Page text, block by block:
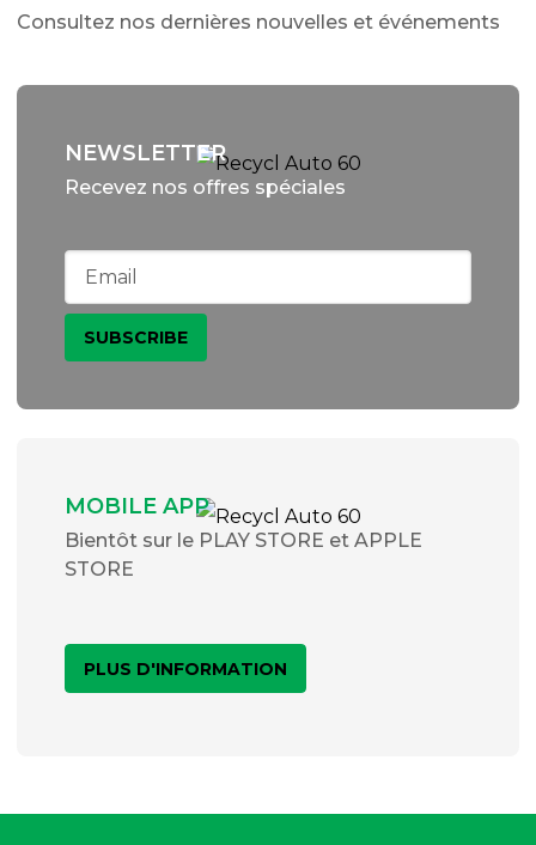
Consultez nos dernières nouvelles et événements
NEWSLETTER
Recevez nos offres spéciales
MOBILE APP
Bientôt sur le PLAY STORE et APPLE
STORE
PLUS D'INFORMATION